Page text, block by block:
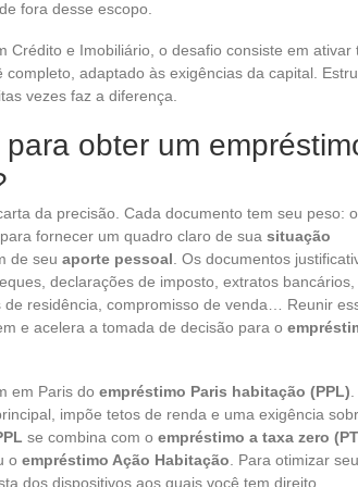
fora desse escopo.
Crédito e Imobiliário, o desafio consiste em ativar
adaptado às exigências da capital.
vezes faz a diferença.
obter um
da precisão. Cada documento tem seu peso:
fornecer um quadro claro de sua situação
de seu aporte pessoal . Os documentos
declarações de imposto, extratos bancários,
residência, compromisso de venda… Reunir
e acelera a tomada de decisão para o
em Paris do empréstimo Paris habitação (PPL)
impõe tetos de renda e uma exigência
se combina com o empréstimo a taxa zero
o empréstimo Ação Habitação . Para otimizar seu
dos dispositivos aos quais você tem direito.